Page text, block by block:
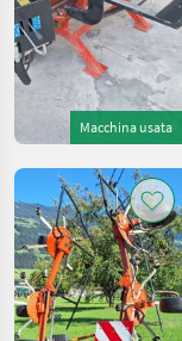
Macchina usata